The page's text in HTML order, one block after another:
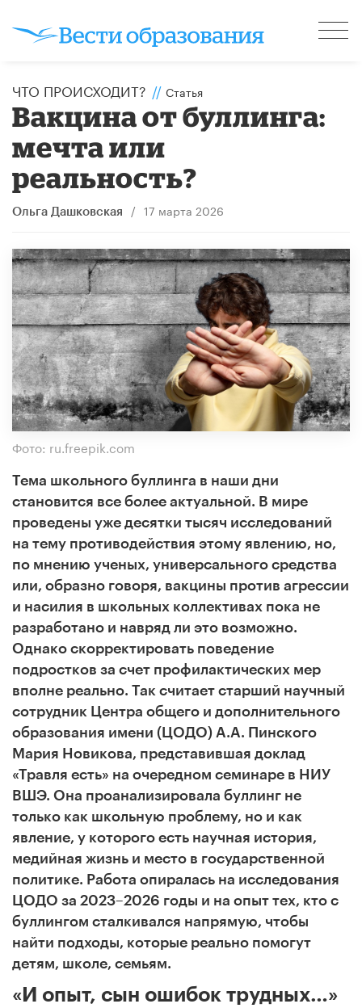
ЧТО ПРОИСХОДИТ? // Статья
Вакцина от буллинга:
мечта или
реальность?
Ольга Дашковская / 17 марта 2026
Фото: ru.freepik.com
Тема школьного буллинга в наши дни
становится все более актуальной. В мире
проведены уже десятки тысяч исследований
на тему противодействия этому явлению, но,
по мнению ученых, универсального средства
или, образно говоря, вакцины против агрессии
и насилия в школьных коллективах пока не
разработано и навряд ли это возможно.
Однако скорректировать поведение
подростков за счет профилактических мер
вполне реально. Так считает старший научный
сотрудник Центра общего и дополнительного
образования имени (ЦОДО) А.А. Пинского
Мария Новикова, представившая доклад
«Травля есть» на очередном семинаре в НИУ
ВШЭ. Она проанализировала буллинг не
только как школьную проблему, но и как
явление, у которого есть научная история,
медийная жизнь и место в государственной
политике. Работа опиралась на исследования
ЦОДО за 2023–2026 годы и на опыт тех, кто с
буллингом сталкивался напрямую, чтобы
найти подходы, которые реально помогут
детям, школе, семьям.
«И опыт, сын ошибок трудных…»